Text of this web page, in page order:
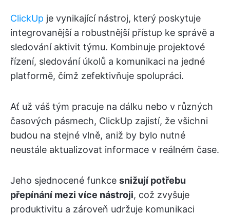
ClickUp je vynikající nástroj, který poskytuje
integrovanější a robustnější přístup ke správě a
sledování aktivit týmu. Kombinuje projektové
řízení, sledování úkolů a komunikaci na jedné
platformě, čímž zefektivňuje spolupráci.
Ať už váš tým pracuje na dálku nebo v různých
časových pásmech, ClickUp zajistí, že všichni
budou na stejné vlně, aniž by bylo nutné
neustále aktualizovat informace v reálném čase.
Jeho sjednocené funkce snižují potřebu
přepínání mezi více nástroji, což zvyšuje
produktivitu a zároveň udržuje komunikaci